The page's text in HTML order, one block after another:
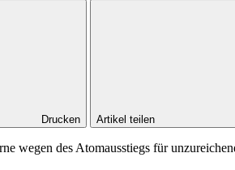
Drucken Artikel teilen
wegen des Atomausstiegs für